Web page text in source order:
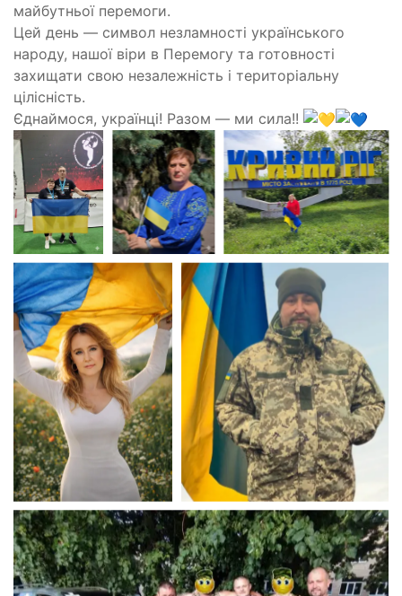
майбутньої перемоги.
Цей день — символ незламності українського
народу, нашої віри в Перемогу та готовності
захищати свою незалежність і територіальну
цілісність.
Єднаймося, українці! Разом — ми сила!!